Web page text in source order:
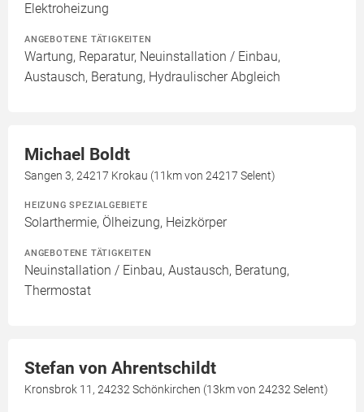
Elektroheizung
ANGEBOTENE TÄTIGKEITEN
Wartung, Reparatur, Neuinstallation / Einbau,
Austausch, Beratung, Hydraulischer Abgleich
Michael Boldt
Sangen 3, 24217 Krokau (11km von 24217 Selent)
HEIZUNG SPEZIALGEBIETE
Solarthermie, Ölheizung, Heizkörper
ANGEBOTENE TÄTIGKEITEN
Neuinstallation / Einbau, Austausch, Beratung,
Thermostat
Stefan von Ahrentschildt
Kronsbrok 11, 24232 Schönkirchen (13km von 24232 Selent)